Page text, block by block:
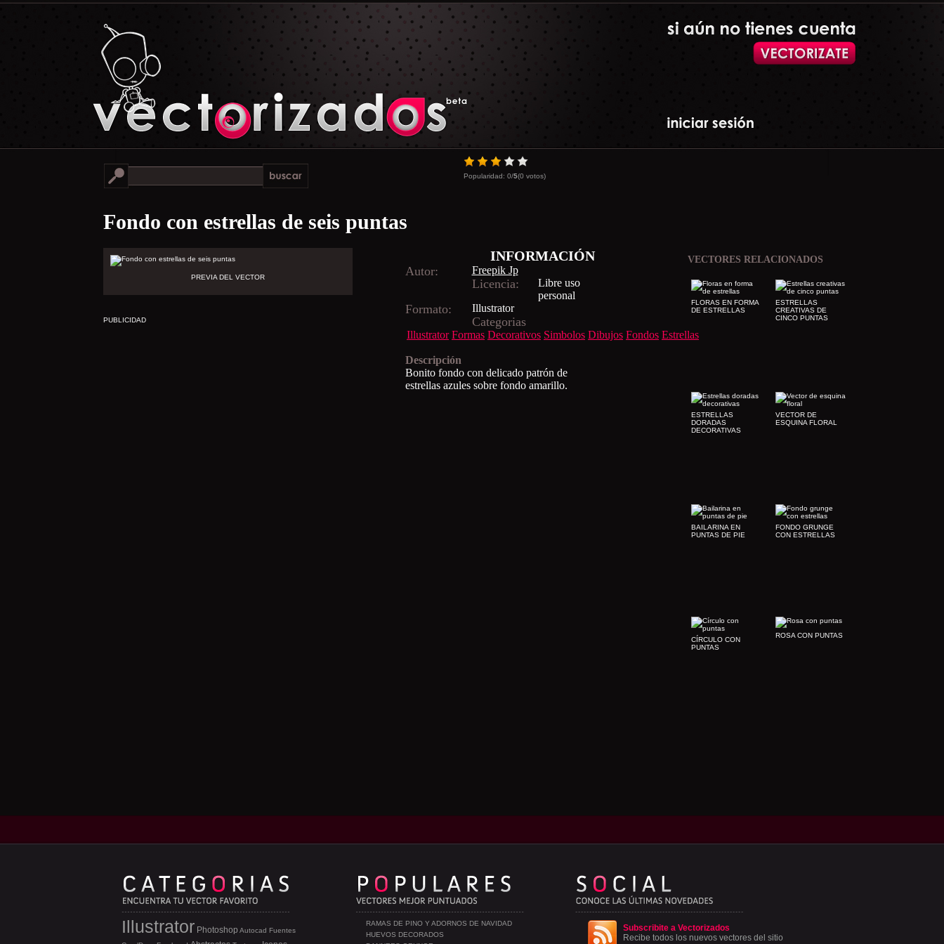
Popularidad: 0/5(0 votos)
Fondo con estrellas de seis puntas
PREVIA DEL VECTOR
INFORMACIÓN
Autor: Freepik Jp
Licencia:
Libre uso
personal
Formato: Illustrator
Categorias
Illustrator Formas Decorativos Simbolos Dibujos Fondos Estrellas
Descripción
Bonito fondo con delicado patrón de
estrellas azules sobre fondo amarillo.
PUBLICIDAD
VECTORES RELACIONADOS
ESTRELLAS
CREATIVAS DE
CINCO PUNTAS
FLORAS EN FORMA
DE ESTRELLAS
VECTOR DE
ESQUINA FLORAL
ESTRELLAS
DORADAS
DECORATIVAS
FONDO GRUNGE
CON ESTRELLAS
BAILARINA EN
PUNTAS DE PIE
ROSA CON PUNTAS
CÍRCULO CON
PUNTAS
Subscribite a Vectorizados
Recibe todos los nuevos vectores del sitio
RAMAS DE PINO Y ADORNOS DE NAVIDAD
HUEVOS DECORADOS
Illustrator Photoshop Autocad Fuentes